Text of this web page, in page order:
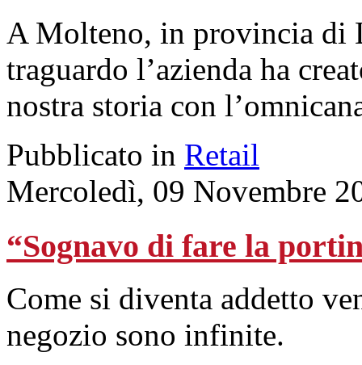
A Molteno, in provincia di
traguardo l’azienda ha
nostra storia con
Pubblicato in Retail
Mercoledì, 09 Novembre
“Sognavo di fare la
Come si diventa addetto
negozio sono infinite.